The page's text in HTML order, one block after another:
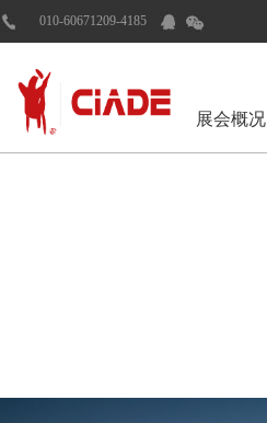
010-60671209-4185
展会概况